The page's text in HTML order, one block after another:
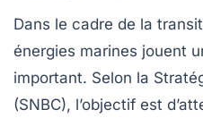
Dans le cadre de la
énergies marines jouent
important. Selon la
(SNBC), l’objectif est